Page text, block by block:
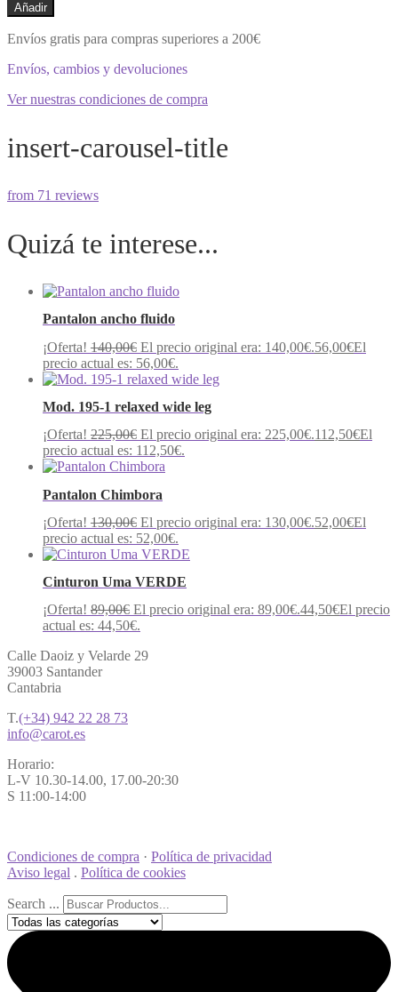
Añadir
Envíos gratis para compras superiores a 200€
Envíos, cambios y devoluciones
Ver nuestras condiciones de compra
insert-carousel-title
from 71 reviews
Quizá te interese...
Pantalon ancho fluido
¡Oferta! 140,00€ El precio original era: 140,00€.56,00€El
precio actual es: 56,00€.
Mod. 195-1 relaxed wide leg
¡Oferta! 225,00€ El precio original era: 225,00€.112,50€El
precio actual es: 112,50€.
Pantalon Chimbora
¡Oferta! 130,00€ El precio original era: 130,00€.52,00€El
precio actual es: 52,00€.
Cinturon Uma VERDE
¡Oferta! 89,00€ El precio original era: 89,00€.44,50€El precio
actual es: 44,50€.
Calle Daoiz y Velarde 29
39003 Santander
Cantabria
T.(+34) 942 22 28 73
info@carot.es
Horario:
L-V 10.30-14.00, 17.00-20:30
S 11:00-14:00
Condiciones de compra · Política de privacidad
Aviso legal . Política de cookies
Search ...